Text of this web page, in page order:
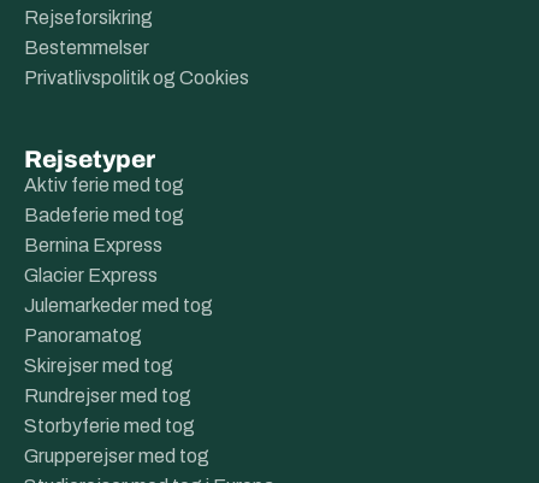
Rejseforsikring
Bestemmelser
Privatlivspolitik og Cookies
Rejsetyper
Aktiv ferie med tog
Badeferie med tog
Bernina Express
Glacier Express
Julemarkeder med tog
Panoramatog
Skirejser med tog
Rundrejser med tog
Storbyferie med tog
Grupperejser med tog